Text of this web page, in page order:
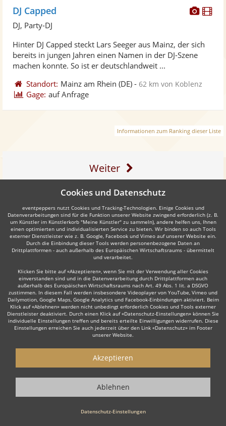
Fotos
DJ Capped
DJ, Party-DJ
Hinter DJ Capped steckt Lars Seeger aus Mainz, der sich
bereits in jungen Jahren einen Namen in der DJ-Szene
machen konnte. So ist er deutschlandweit ...
Standort: Mainz am Rhein (DE) -62 km von Koblenz
Gage: auf Anfrage
Informationen zum Ranking dieser Liste
Weiter
Auch interessant:
Hochzeits DJ Rock
Wie funktioniert's?
Starten Sie mit dem Button 'Kostenlos anfragen' eine Anfrage an die für
2. Angebote erhalten & Details besprechen
Sie erhalten Angebote Ihrer angefragten DJs. Nutzen Sie die Funktionen
Cookies und Datenschutz
eventpeppers nutzt Cookies und Tracking-Technologien. Einige Cookies und
Datenverarbeitungen sind für die Funktion unserer Website zwingend erforderlich (z. B.
um Künstler im Künstlerkorb "Meine Künstler" zu sammeln), andere helfen uns, Ihnen
einen optimierten und individualisierten Service zu bieten. Wir binden so auch Tools
externer Dienstleister wie z. B. Google, Facebook und Vimeo auf unserer Website ein.
Durch die Einbindung dieser Tools werden personenbezogene Daten an
Drittplattformen - auch außerhalb des Europäischen Wirtschaftsraums - übermittelt
und verarbeitet.
Klicken Sie bitte auf «Akzeptieren», wenn Sie mit der Verwendung aller Cookies
einverstanden sind und in die Datenverarbeitung durch Drittplattformen auch
außerhalb des Europäischen Wirtschaftsraums nach Art. 49 Abs. 1 lit. a DSGVO
zustimmen. In diesem Fall werden insbesondere Videoplayer von YouTube, Vimeo und
Dailymotion, Google Maps, Google Analytics und Facebook-Einbindungen aktiviert. Beim
Klick auf «Ablehnen» werden nicht unbedingt erforderlich Cookies und Tools externer
Dienstleister deaktiviert. Durch einen Klick auf «Datenschutz-Einstellungen» können Sie
individuelle Einstellungen treffen und bereits erteilte Einwilligungen widerrufen. Diese
Einstellungen erreichen Sie auch jederzeit über den Link «Datenschutz» im Footer
unserer Website.
Datenschutz-Einstellungen
Akzeptieren
Ablehnen